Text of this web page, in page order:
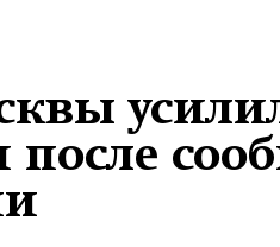
после